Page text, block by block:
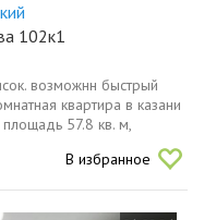
102к1
возможнн быстрый
квартира в казани
57.8 кв. м,
дома,
В избранное